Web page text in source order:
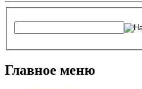
Главное меню